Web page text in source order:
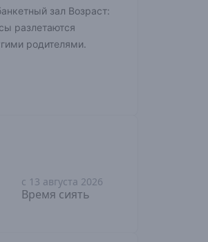
зал Возраст:
разлетаются
родителями.
12+
с 13 августа 2026
Время сиять